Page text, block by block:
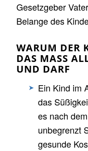
Gesetzgeber
Belange des
WARUM DER
DAS MASS
ND DARF
Ein Kind im
das
es nach
unbegrenzt
gesunde